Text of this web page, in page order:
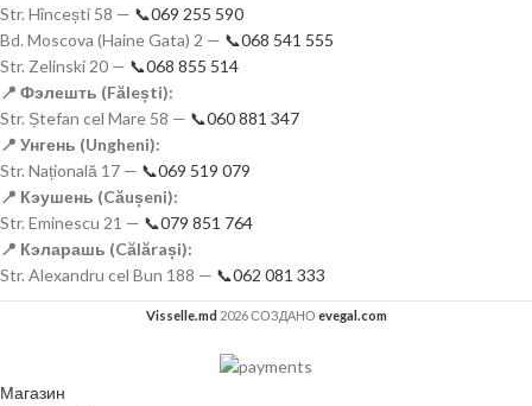
Str. Hîncești 58 — 📞069 255 590
Bd. Moscova (Haine Gata) 2 — 📞068 541 555
Str. Zelinski 20 — 📞068 855 514
📍 Фэлешть (Fălești):
Str. Ștefan cel Mare 58 — 📞060 881 347
📍 Унгень (Ungheni):
Str. Națională 17 — 📞069 519 079
📍 Кэушень (Căușeni):
Str. Eminescu 21 — 📞079 851 764
📍 Кэларашь (Călărași):
Str. Alexandru cel Bun 188 — 📞062 081 333
Visselle.md 2026 СОЗДАНО evegal.com
Магазин